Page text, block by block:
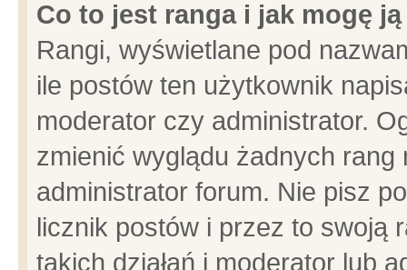
Co to jest ranga i jak mogę
Rangi, wyświetlane pod
ile postów ten użytkownik
moderator czy administrator.
zmienić wyglądu żadnych
administrator forum. Nie pisz
licznik postów i przez to swoją
takich działań i moderator lub